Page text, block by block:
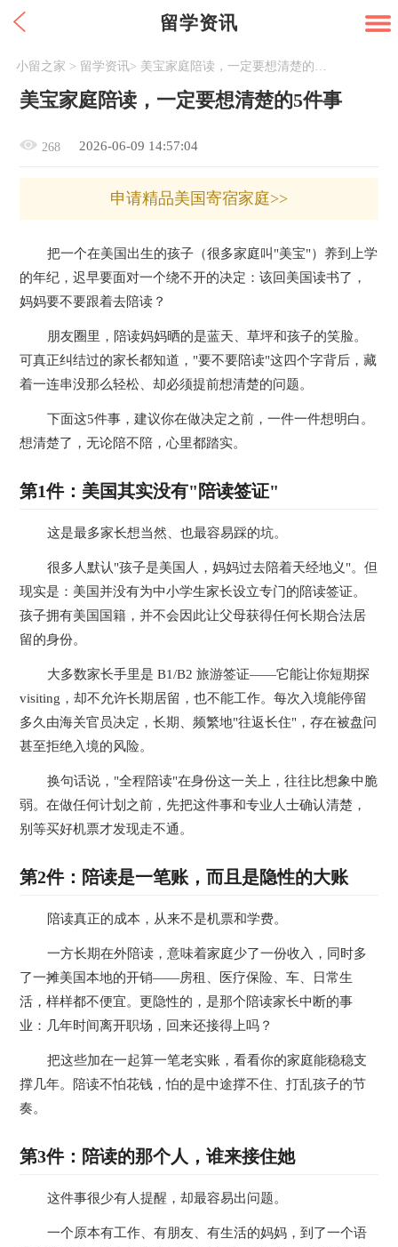
留学资讯
小留之家 > 留学资讯>
美宝家庭陪读，一定要想清楚的5件事
268 2026-06-09 14:57:04
申请精品美国寄宿家庭>>
把一个在美国出生的孩子（很多家庭叫"美宝"）养到上学
的年纪，迟早要面对一个绕不开的决定：该回美国读书了，
妈妈要不要跟着去陪读？
朋友圈里，陪读妈妈晒的是蓝天、草坪和孩子的笑脸。
可真正纠结过的家长都知道，"要不要陪读"这四个字背后，藏
着一连串没那么轻松、却必须提前想清楚的问题。
下面这5件事，建议你在做决定之前，一件一件想明白。
想清楚了，无论陪不陪，心里都踏实。
第1件：美国其实没有"陪读签证"
这是最多家长想当然、也最容易踩的坑。
很多人默认"孩子是美国人，妈妈过去陪着天经地义"。但
现实是：美国并没有为中小学生家长设立专门的陪读签证。
孩子拥有美国国籍，并不会因此让父母获得任何长期合法居
留的身份。
大多数家长手里是 B1/B2 旅游签证——它能让你短期探
visiting，却不允许长期居留，也不能工作。每次入境能停留
多久由海关官员决定，长期、频繁地"往返长住"，存在被盘问
甚至拒绝入境的风险。
换句话说，"全程陪读"在身份这一关上，往往比想象中脆
弱。在做任何计划之前，先把这件事和专业人士确认清楚，
别等买好机票才发现走不通。
第2件：陪读是一笔账，而且是隐性的大账
陪读真正的成本，从来不是机票和学费。
一方长期在外陪读，意味着家庭少了一份收入，同时多
了一摊美国本地的开销——房租、医疗保险、车、日常生
活，样样都不便宜。更隐性的，是那个陪读家长中断的事
业：几年时间离开职场，回来还接得上吗？
把这些加在一起算一笔老实账，看看你的家庭能稳稳支
撑几年。陪读不怕花钱，怕的是中途撑不住、打乱孩子的节
奏。
第3件：陪读的那个人，谁来接住她
这件事很少有人提醒，却最容易出问题。
一个原本有工作、有朋友、有生活的妈妈，到了一个语